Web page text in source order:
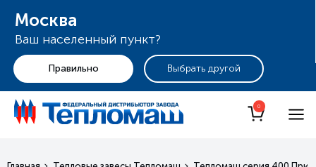
Москва
Ваш населенный пункт?
+7 (495) 255-19-29
0